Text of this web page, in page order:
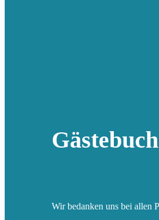
Wir bedanken uns bei allen